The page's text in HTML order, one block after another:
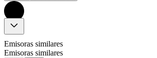
Emisoras similares
Emisoras similares